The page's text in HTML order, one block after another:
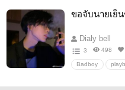
ขอจับนายเย็
Dialy bell
3 498
Badboy